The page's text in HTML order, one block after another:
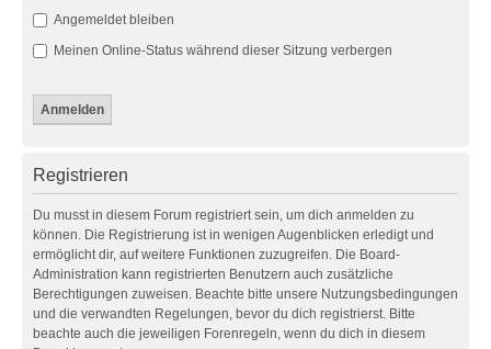
Angemeldet bleiben
Meinen Online-Status während dieser Sitzung verbergen
Registrieren
Du musst in diesem Forum registriert sein, um dich anmelden zu
können. Die Registrierung ist in wenigen Augenblicken erledigt und
ermöglicht dir, auf weitere Funktionen zuzugreifen. Die Board-
Administration kann registrierten Benutzern auch zusätzliche
Berechtigungen zuweisen. Beachte bitte unsere Nutzungsbedingungen
und die verwandten Regelungen, bevor du dich registrierst. Bitte
beachte auch die jeweiligen Forenregeln, wenn du dich in diesem